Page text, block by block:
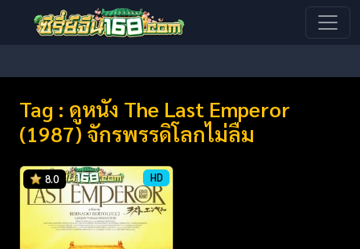
Tag : ดูหนัง The Last Emperor
(1987) จักรพรรดิโลกไม่ลืม
8.0 HD